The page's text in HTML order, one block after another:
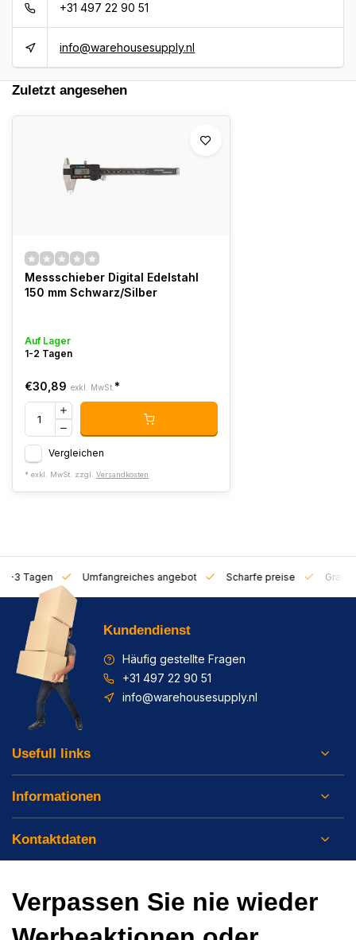
+31 497 22 90 51
info@warehousesupply.nl
Zuletzt angesehen
Messschieber Digital Edelstahl
150 mm Schwarz/Silber
Auf Lager
1-2 Tagen
€30,89 exkl. MwSt. *
Vergleichen
* exkl. MwSt. zzgl. Versandkosten
1-3 Tagen Umfangreiches angebot Scharfe preise Gratis
Kundendienst
Häufig gestellte Fragen
+31 497 22 90 51
info@warehousesupply.nl
Usefull links
Informationen
Kontaktdaten
Verpassen Sie nie wieder